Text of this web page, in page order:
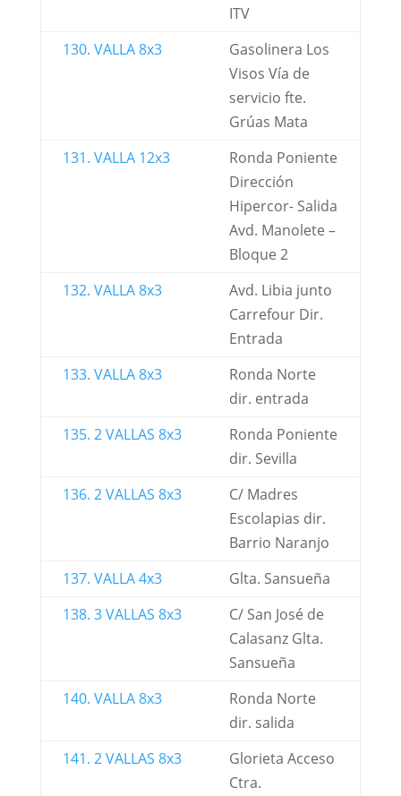
ITV
130. VALLA 8x3
Gasolinera Los
Visos Vía de
servicio fte.
Grúas Mata
131. VALLA 12x3
Ronda Poniente
Dirección
Hipercor- Salida
Avd. Manolete –
Bloque 2
132. VALLA 8x3
Avd. Libia junto
Carrefour Dir.
Entrada
133. VALLA 8x3
Ronda Norte
dir. entrada
135. 2 VALLAS 8x3
Ronda Poniente
dir. Sevilla
136. 2 VALLAS 8x3
C/ Madres
Escolapias dir.
Barrio Naranjo
137. VALLA 4x3
Glta. Sansueña
138. 3 VALLAS 8x3
C/ San José de
Calasanz Glta.
Sansueña
140. VALLA 8x3
Ronda Norte
dir. salida
141. 2 VALLAS 8x3
Glorieta Acceso
Ctra.